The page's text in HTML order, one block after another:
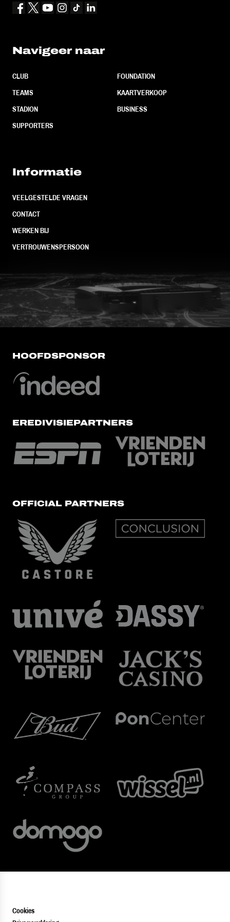
Navigeer naar
CLUB
TEAMS
STADION
SUPPORTERS
FOUNDATION
KAARTVERKOOP
BUSINESS
Informatie
VEELGESTELDE VRAGEN
CONTACT
WERKEN BIJ
VERTROUWENSPERSOON
FC Utrecht<br>vanuit<br>het
HOOFDSPONSOR
EREDIVISIEPARTNERS
OFFICIAL PARTNERS
Cookies